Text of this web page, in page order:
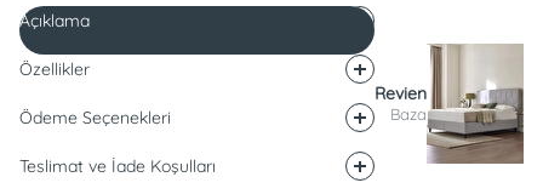
Açıklama
Özellikler
Ödeme Seçenekleri
Teslimat ve İade Koşulları
Revien
Baza